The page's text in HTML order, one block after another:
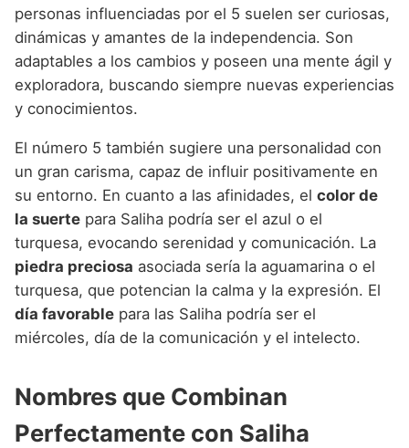
personas influenciadas por el 5 suelen ser curiosas,
dinámicas y amantes de la independencia. Son
adaptables a los cambios y poseen una mente ágil y
exploradora, buscando siempre nuevas experiencias
y conocimientos.
El número 5 también sugiere una personalidad con
un gran carisma, capaz de influir positivamente en
su entorno. En cuanto a las afinidades, el color de
la suerte para Saliha podría ser el azul o el
turquesa, evocando serenidad y comunicación. La
piedra preciosa asociada sería la aguamarina o el
turquesa, que potencian la calma y la expresión. El
día favorable para las Saliha podría ser el
miércoles, día de la comunicación y el intelecto.
Nombres que Combinan
Perfectamente con Saliha